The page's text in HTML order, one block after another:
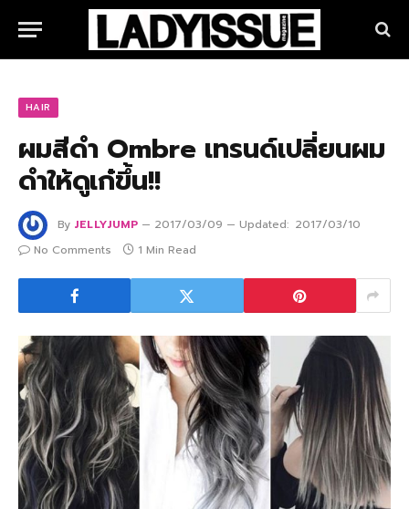
HAIR
ผมสีดำ Ombre เทรนด์เปลี่ยนผม
ดำให้ดูเก๋ขึ้น!!
By JELLYJUMP 2017/03/09 Updated: 2017/03/10
No Comments
1 Min Read